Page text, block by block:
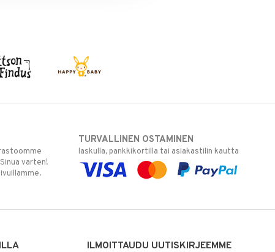
varten!
TURVALLINEN OSTAMINEN
laskulla, pankkikortilla tai asiakastilin kautta
ILMOITTAUDU UUTISKIRJEEMME